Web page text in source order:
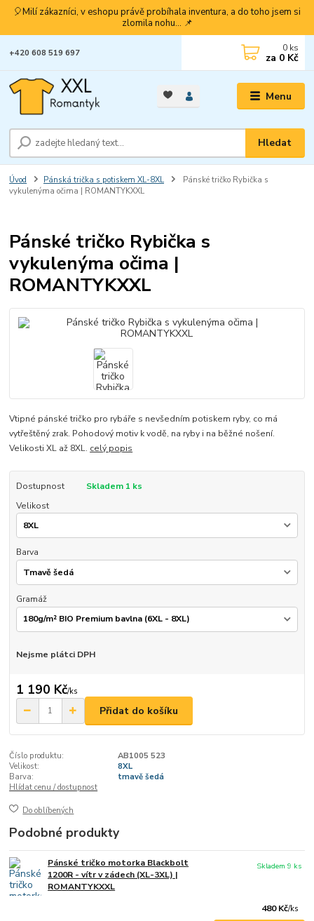
🎈Milí zákazníci, v eshopu právě probíhala inventura, a do toho jsem si
zlomila nohu... 📌
Menu
Hledat
+420 608 519 697 0 ks
za 0 Kč
Úvod Pánská trička s potiskem XL-8XL
Pánské tričko Rybička s
vykulenýma očima | ROMANTYKXXL
Pánské tričko Rybička s
vykulenýma očima |
ROMANTYKXXL
Vtipné pánské tričko pro rybáře s nevšedním potiskem ryby, co má
vytřeštěný zrak. Pohodový motiv k vodě, na ryby i na běžné nošení.
Velikosti XL až 8XL. celý popis
Dostupnost
Skladem 1 ks
Velikost
Barva
Gramáž
Nejsme plátci DPH
1 190 Kč/ks
Přidat do košíku
Číslo produktu:
AB1005 523
Velikost:
8XL
Barva:
tmavě šedá
Hlídat cenu / dostupnost
Do oblíbených
Podobné produkty
Pánské tričko motorka Blackbolt
1200R - vítr v zádech (XL-3XL) |
ROMANTYKXXL
480 Kč/ks
Skladem 9 ks